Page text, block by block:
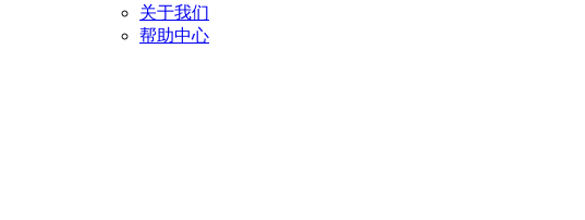
关于我们
帮助中心